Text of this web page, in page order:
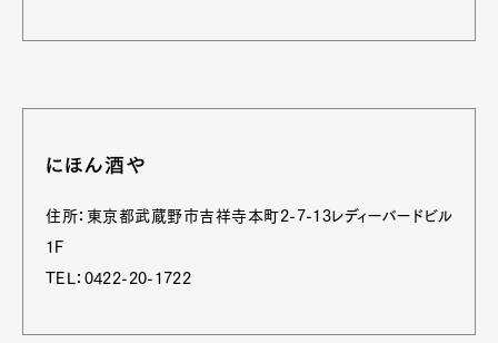
にほん酒や
住所：東京都武蔵野市吉祥寺本町2-7-13レディーバードビル
1F
TEL：0422-20-1722